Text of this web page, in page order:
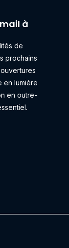
à
de
prochains
en lumière
en outre-